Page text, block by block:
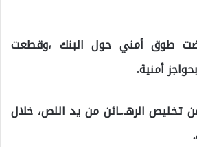
طوق أمني حول البنك ،وقطعت
أمنية.
الرهـ.ـائن من يد اللص، خلال